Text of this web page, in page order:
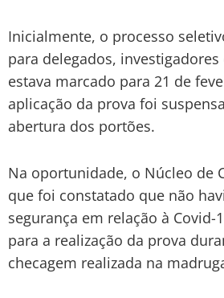
Inicialmente, o processo
para delegados,
estava marcado para 21 de
aplicação da prova foi
abertura dos portões.
Na oportunidade, o Núcleo de
que foi constatado que não
segurança em relação à Covid-
para a realização da prova
checagem realizada na